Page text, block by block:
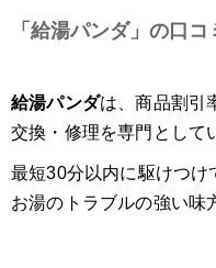
「給湯パンダ」の口
給湯パンダは、商品割引
交換・修理を専門として
最短30分以内に駆けつけ
お湯のトラブルの強い味